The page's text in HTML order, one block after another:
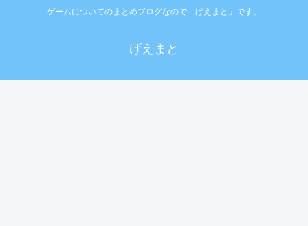
ゲームについてのまとめブログなので「げえまと」です。
げえまと